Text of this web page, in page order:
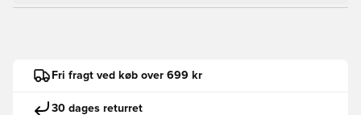
Fri fragt ved køb over 699 kr
30 dages returret